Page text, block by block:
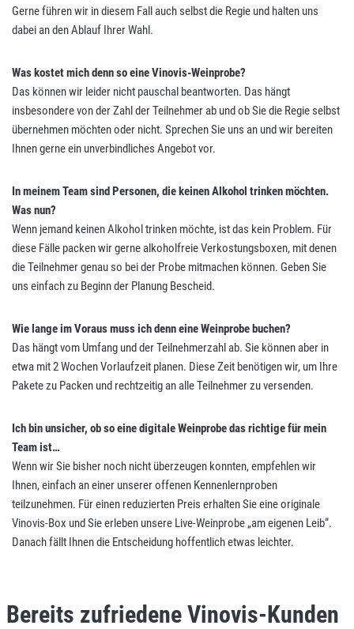
Gerne führen wir in diesem Fall auch selbst die Regie und halten uns
dabei an den Ablauf Ihrer Wahl.
Was kostet mich denn so eine Vinovis-Weinprobe?
Das können wir leider nicht pauschal beantworten. Das hängt
insbesondere von der Zahl der Teilnehmer ab und ob Sie die Regie selbst
übernehmen möchten oder nicht. Sprechen Sie uns an und wir bereiten
Ihnen gerne ein unverbindliches Angebot vor.
In meinem Team sind Personen, die keinen Alkohol trinken möchten.
Was nun?
Wenn jemand keinen Alkohol trinken möchte, ist das kein Problem. Für
diese Fälle packen wir gerne alkoholfreie Verkostungsboxen, mit denen
die Teilnehmer genau so bei der Probe mitmachen können. Geben Sie
uns einfach zu Beginn der Planung Bescheid.
Wie lange im Voraus muss ich denn eine Weinprobe buchen?
Das hängt vom Umfang und der Teilnehmerzahl ab. Sie können aber in
etwa mit 2 Wochen Vorlaufzeit planen. Diese Zeit benötigen wir, um Ihre
Pakete zu Packen und rechtzeitig an alle Teilnehmer zu versenden.
Ich bin unsicher, ob so eine digitale Weinprobe das richtige für mein
Team ist…
Wenn wir Sie bisher noch nicht überzeugen konnten, empfehlen wir
Ihnen, einfach an einer unserer offenen Kennenlernproben
teilzunehmen. Für einen reduzierten Preis erhalten Sie eine originale
Vinovis-Box und Sie erleben unsere Live-Weinprobe „am eigenen Leib“.
Danach fällt Ihnen die Entscheidung hoffentlich etwas leichter.
Bereits zufriedene Vinovis-Kunden